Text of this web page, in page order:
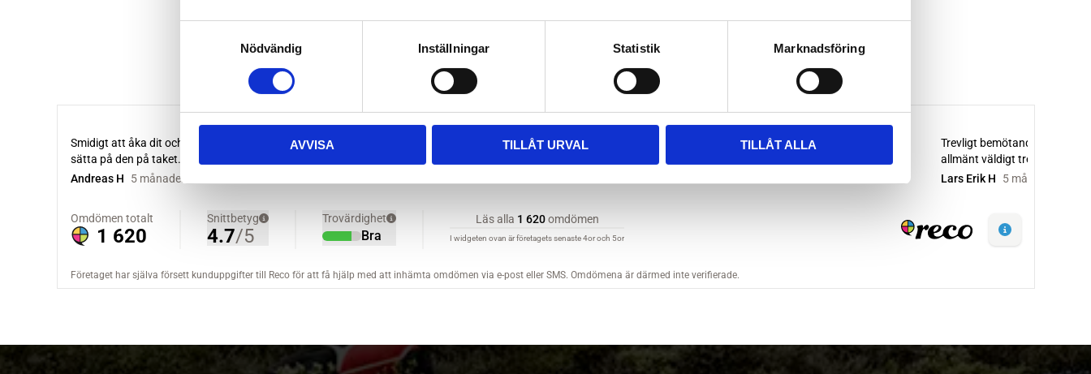
k
e
s
Nödvändig Inställningar Statistik Marknadsföring
AVVISA TILLÅT URVAL TILLÅT ALLA